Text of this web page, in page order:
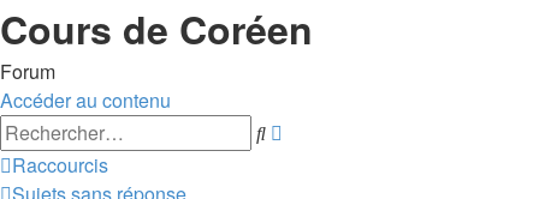
Cours de Coréen
Forum
Accéder au contenu
Rechercher
Raccourcis